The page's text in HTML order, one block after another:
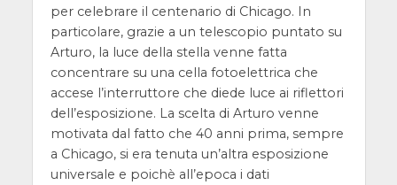
per celebrare il centenario di Chicago. In
particolare, grazie a un telescopio puntato su
Arturo, la luce della stella venne fatta
concentrare su una cella fotoelettrica che
accese l’interruttore che diede luce ai riflettori
dell’esposizione. La scelta di Arturo venne
motivata dal fatto che 40 anni prima, sempre
a Chicago, si era tenuta un’altra esposizione
universale e poichè all’epoca i dati